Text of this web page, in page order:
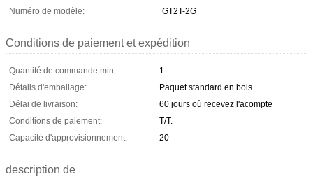
Numéro de modèle:
GT2T-2G
Conditions de paiement et expédition
Quantité de commande min:
1
Détails d'emballage:
Paquet standard en bois
Délai de livraison:
60 jours où recevez l'acompte
Conditions de paiement:
T/T.
Capacité d'approvisionnement:
20
description de